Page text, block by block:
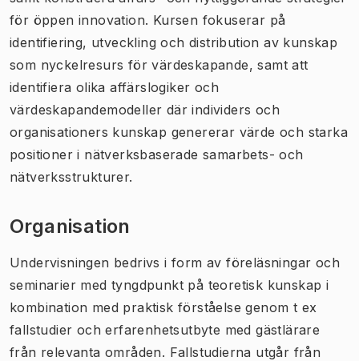
för öppen innovation. Kursen fokuserar på
identifiering, utveckling och distribution av kunskap
som nyckelresurs för värdeskapande, samt att
identifiera olika affärslogiker och
värdeskapandemodeller där individers och
organisationers kunskap genererar värde och starka
positioner i nätverksbaserade samarbets- och
nätverksstrukturer.
Organisation
Undervisningen bedrivs i form av föreläsningar och
seminarier med tyngdpunkt på teoretisk kunskap i
kombination med praktisk förståelse genom t ex
fallstudier och erfarenhetsutbyte med gästlärare
från relevanta områden. Fallstudierna utgår från